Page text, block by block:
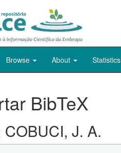
Browse About Statistics
BibTeX
J. A.